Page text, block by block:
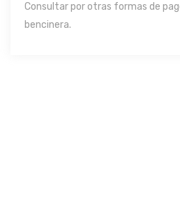
Consultar por otras formas de
bencinera.